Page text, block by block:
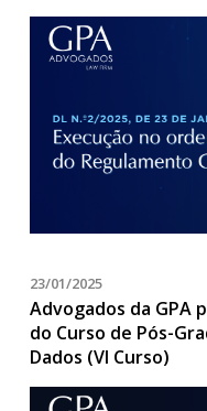
23/01/2025
Advogados da GPA
do Curso de Pós-
Dados (VI Curso)